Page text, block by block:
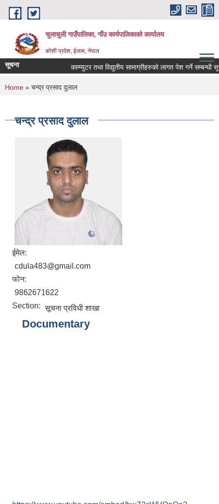
Skip to main content
चुलाचुली गाउँपालिका, गाँउ कार्यपालिकाको कार्यालय
कोशी प्रदेश, ईलाम, नेपाल
सूचना काम्प्युटर तथा विद्युतीय सामाग्रीहरुको लागत पेश गर्ने सम्बन्धी
You are here
Home » चन्द्र प्रसाद दुलाल
चन्द्र प्रसाद दुलाल
ईमेल:
cdula483@gmail.com
फोन:
9862671622
Section: सूचना प्रविधी शाखा
Documentary